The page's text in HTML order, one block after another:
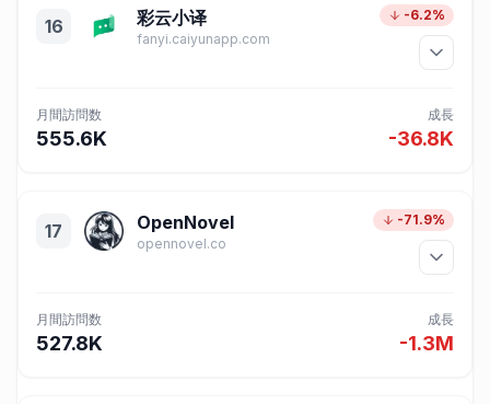
16 彩云小译
fanyi.caiyunapp.com
-6.2%
月間訪問数
555.6K
成長
-36.8K
17 OpenNovel
opennovel.co
-71.9%
月間訪問数
527.8K
成長
-1.3M